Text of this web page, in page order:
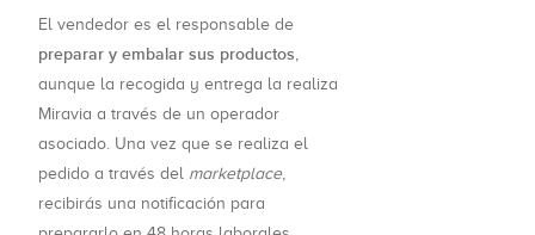
El vendedor es el responsable de
preparar y embalar sus productos,
aunque la recogida y entrega la realiza
Miravia a través de un operador
asociado. Una vez que se realiza el
pedido a través del marketplace,
recibirás una notificación para